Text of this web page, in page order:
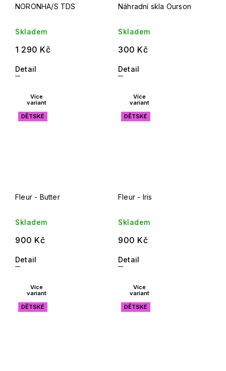
NORONHA/S TDS
Skladem
1 290 Kč
Detail
Náhradní skla Ourson
Skladem
300 Kč
Detail
Více
variant
DĚTSKÉ
Fleur - Butter
Skladem
900 Kč
Detail
Více
variant
DĚTSKÉ
Fleur - Iris
Skladem
900 Kč
Detail
Více
variant
DĚTSKÉ
Více
variant
DĚTSKÉ